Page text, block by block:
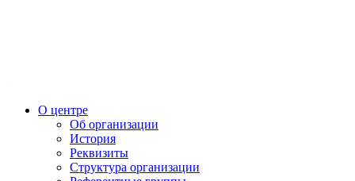
О центре
Об организации
История
Реквизиты
Структура организации